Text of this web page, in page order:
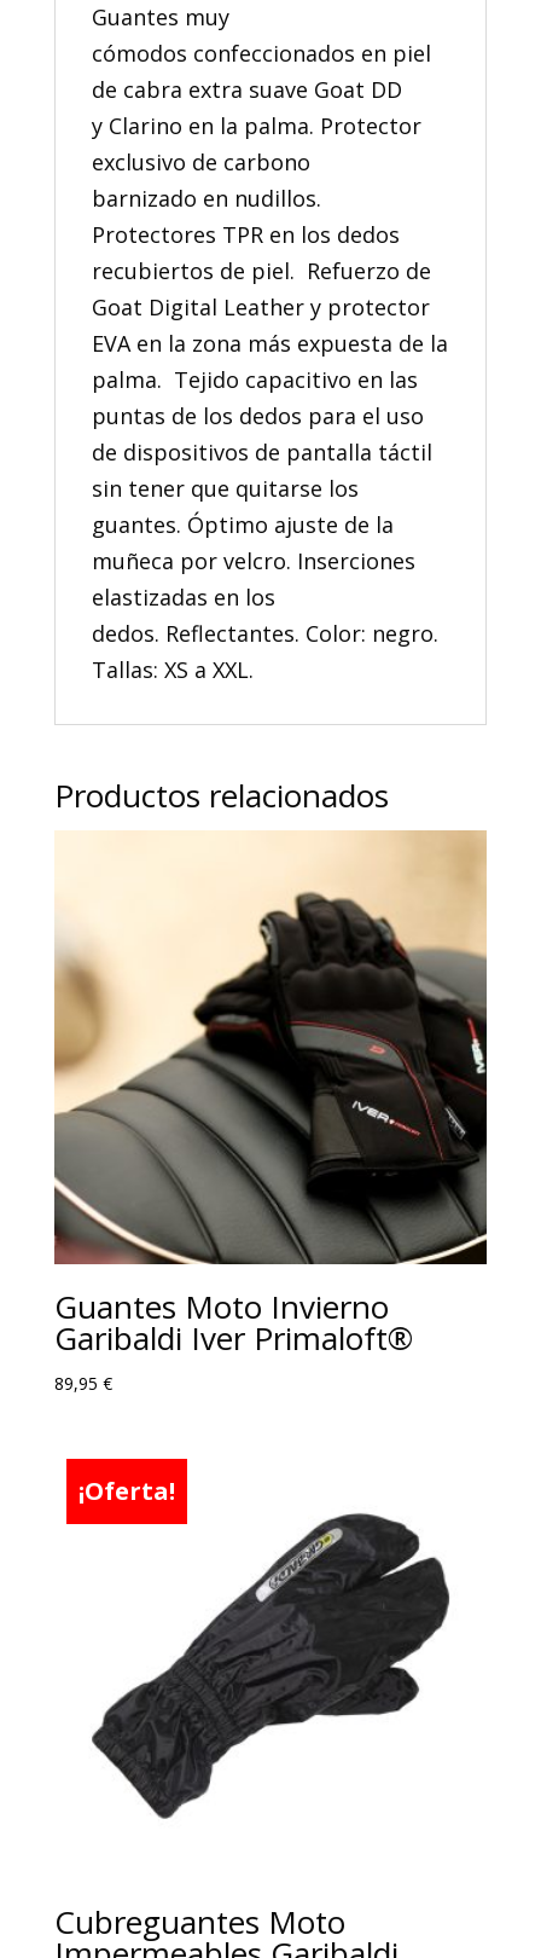
Guantes muy
cómodos confeccionados en piel
de cabra extra suave Goat DD
y Clarino en la palma. Protector
exclusivo de carbono
barnizado en nudillos.
Protectores TPR en los dedos
recubiertos de piel. Refuerzo de
Goat Digital Leather y protector
EVA en la zona más expuesta de la
palma. Tejido capacitivo en las
puntas de los dedos para el uso
de dispositivos de pantalla táctil
sin tener que quitarse los
guantes. Óptimo ajuste de la
muñeca por velcro. Inserciones
elastizadas en los
dedos. Reflectantes. Color: negro.
Tallas: XS a XXL.
Productos relacionados
Guantes Moto Invierno
Garibaldi Iver Primaloft®
89,95 €
¡Oferta!
Cubreguantes Moto